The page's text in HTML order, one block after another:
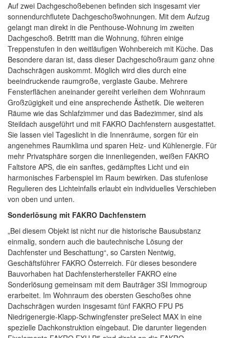
Auf zwei Dachgeschoßebenen befinden sich insgesamt vier
sonnendurchflutete Dachgeschoßwohnungen. Mit dem Aufzug
gelangt man direkt in die Penthouse-Wohnung im zweiten
Dachgeschoß. Betritt man die Wohnung, führen einige
Treppenstufen in den weitläufigen Wohnbereich mit Küche. Das
Besondere daran ist, dass dieser Dachgeschoßraum ganz ohne
Dachschrägen auskommt. Möglich wird dies durch eine
beeindruckende raumgroße, verglaste Gaube. Mehrere
Fensterflächen aneinander gereiht verleihen dem Wohnraum
Großzügigkeit und eine ansprechende Ästhetik. Die weiteren
Räume wie das Schlafzimmer und das Badezimmer, sind als
Steildach ausgeführt und mit FAKRO Dachfenstern ausgestattet.
Sie lassen viel Tageslicht in die Innenräume, sorgen für ein
angenehmes Raumklima und sparen Heiz- und Kühlenergie. Für
mehr Privatsphäre sorgen die innenliegenden, weißen FAKRO
Faltstore APS, die ein sanftes, gedämpftes Licht und ein
harmonisches Farbenspiel im Raum bewirken. Das stufenlose
Regulieren des Lichteinfalls erlaubt ein individuelles Verschieben
von oben und unten.
Sonderlösung mit FAKRO Dachfenstern
„Bei diesem Objekt ist nicht nur die historische Bausubstanz
einmalig, sondern auch die bautechnische Lösung der
Dachfenster und Beschattung“, so Carsten Nentwig,
Geschäftsführer FAKRO Österreich. Für dieses besondere
Bauvorhaben hat Dachfensterhersteller FAKRO eine
Sonderlösung gemeinsam mit dem Bauträger 3SI Immogroup
erarbeitet. Im Wohnraum des obersten Geschoßes ohne
Dachschrägen wurden insgesamt fünf FAKRO FPU P5
Niedrigenergie-Klapp-Schwingfenster preSelect MAX in eine
spezielle Dachkonstruktion eingebaut. Die darunter liegenden